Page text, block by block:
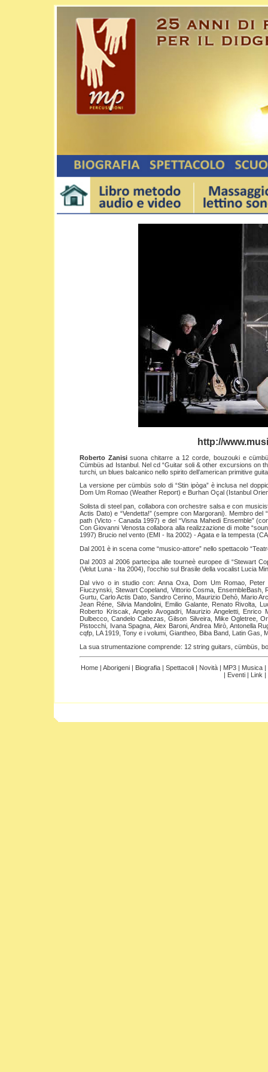
http://
Roberto Zanisisuona chitarre a 12 corde, bouzouki e
Cümbüs ad Istanbul. Nel cd “Guitar soli & other excursions on
turchi, un blues balcanico nello spirito dell’american primitive
La versione per cümbüs solo di “Stin ipòga” è inclusa nel
Dom Um Romao (Weather Report) e Burhan Oçal (Istanbul
Solista di steel pan, collabora con orchestre salsa e con
Actis Dato) e “Vendetta!” (sempre con Margorani). Membro
path (Victo - Canada 1997) e del “Visna Mahedi Ensemble”
Con Giovanni Venosta collabora alla realizzazione di molte
1997) Brucio nel vento (EMI - Ita 2002) - Agata e la tempesta
Dal 2001 è in scena come “musico-attore” nello spettacolo
Dal 2003 al 2006 partecipa alle tourneè europee di “Stewart
(Velut Luna - Ita 2004), l’occhio sul Brasile della vocalist Lucia
Dal vivo o in studio con: Anna Oxa, Dom Um Romao,
Fiuczynski, Stewart Copeland, Vittorio Cosma,
Gurtu, Carlo Actis Dato, Sandro Cerino, Maurizio Dehò, Mario
Jean Réne, Silvia Mandolini, Emilio Galante, Renato Rivolta,
Roberto Kriscak, Angelo Avogadri, Maurizio Angeletti,
Dulbecco, Candelo Cabezas, Gilson Silveira, Mike Ogletree,
Pistocchi, Ivana Spagna, Alex Baroni, Andrea Mirò, Antonella
cqfp, LA 1919, Tony e i volumi, Giantheo, Biba Band, Latin Gas,
La sua strumentazione comprende: 12 string guitars, cümbüs,
Home | Aborigeni | Biografia | Spettacoli | Novità | MP3 | Musica |
| Eventi | Link |